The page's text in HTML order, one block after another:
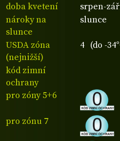
doba kvetení
srpen-
nároky na
slunce
slunce
USDA zóna
(nejnižší)
4 (do -
kód zimní
ochrany
pro zóny 5+6
pro zónu 7